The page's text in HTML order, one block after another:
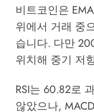
비트코인은
위에서 거래 중
습니다. 다만
위치해 중기 저
RSI는 60.82로
않았으나,